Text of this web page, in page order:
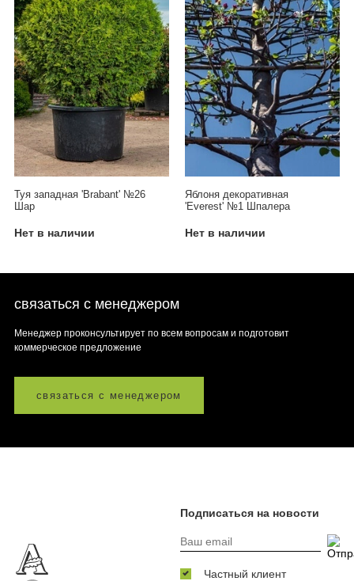
Туя западная 'Brabant' №26
Шар
Нет в наличии
Яблоня декоративная
'Everest' №1 Шпалера
Нет в наличии
связаться с менеджером
Менеджер проконсультирует по всем вопросам и подготовит
коммерческое предложение
связаться с менеджером
Подписаться на новости
Частный клиент